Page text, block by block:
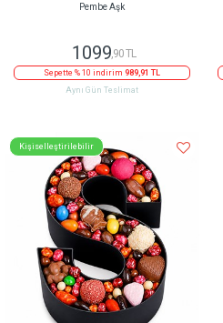
Pembe Aşk
1099,90 TL
Sepette % 10 indirim 989,91 TL
Aynı Gün Teslimat
Kişiselleştirilebilir